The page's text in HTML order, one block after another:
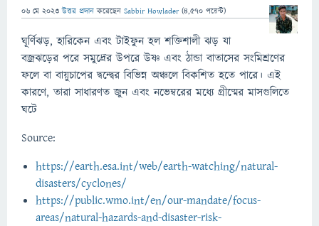
06 মে 2023 উত্তর প্রদান করেছেন Sabbir Howlader (4,570 পয়েন্ট)
ঘূর্ণিঝড়, হারিকেন এবং টাইফুন হল শক্তিশালী ঝড় যা
বজ্রঝড়ের পরে সমুদ্রের উপরে উষ্ণ এবং ঠান্ডা বাতাসের সংমিশ্রণের
ফলে বা বায়ুচাপের দ্বন্দ্বের বিভিন্ন অঞ্চলে বিকশিত হতে পারে। এই
কারণে, তারা সাধারণত জুন এবং নভেম্বরের মধ্যে গ্রীষ্মের মাসগুলিতে
ঘটে
Source:
https://earth.esa.int/web/earth-watching/natural-
disasters/cyclones/
https://public.wmo.int/en/our-mandate/focus-
areas/natural-hazards-and-disaster-risk-